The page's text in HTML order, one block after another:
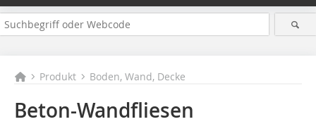
Produkt Boden, Wand, Decke
Beton-Wandfliesen